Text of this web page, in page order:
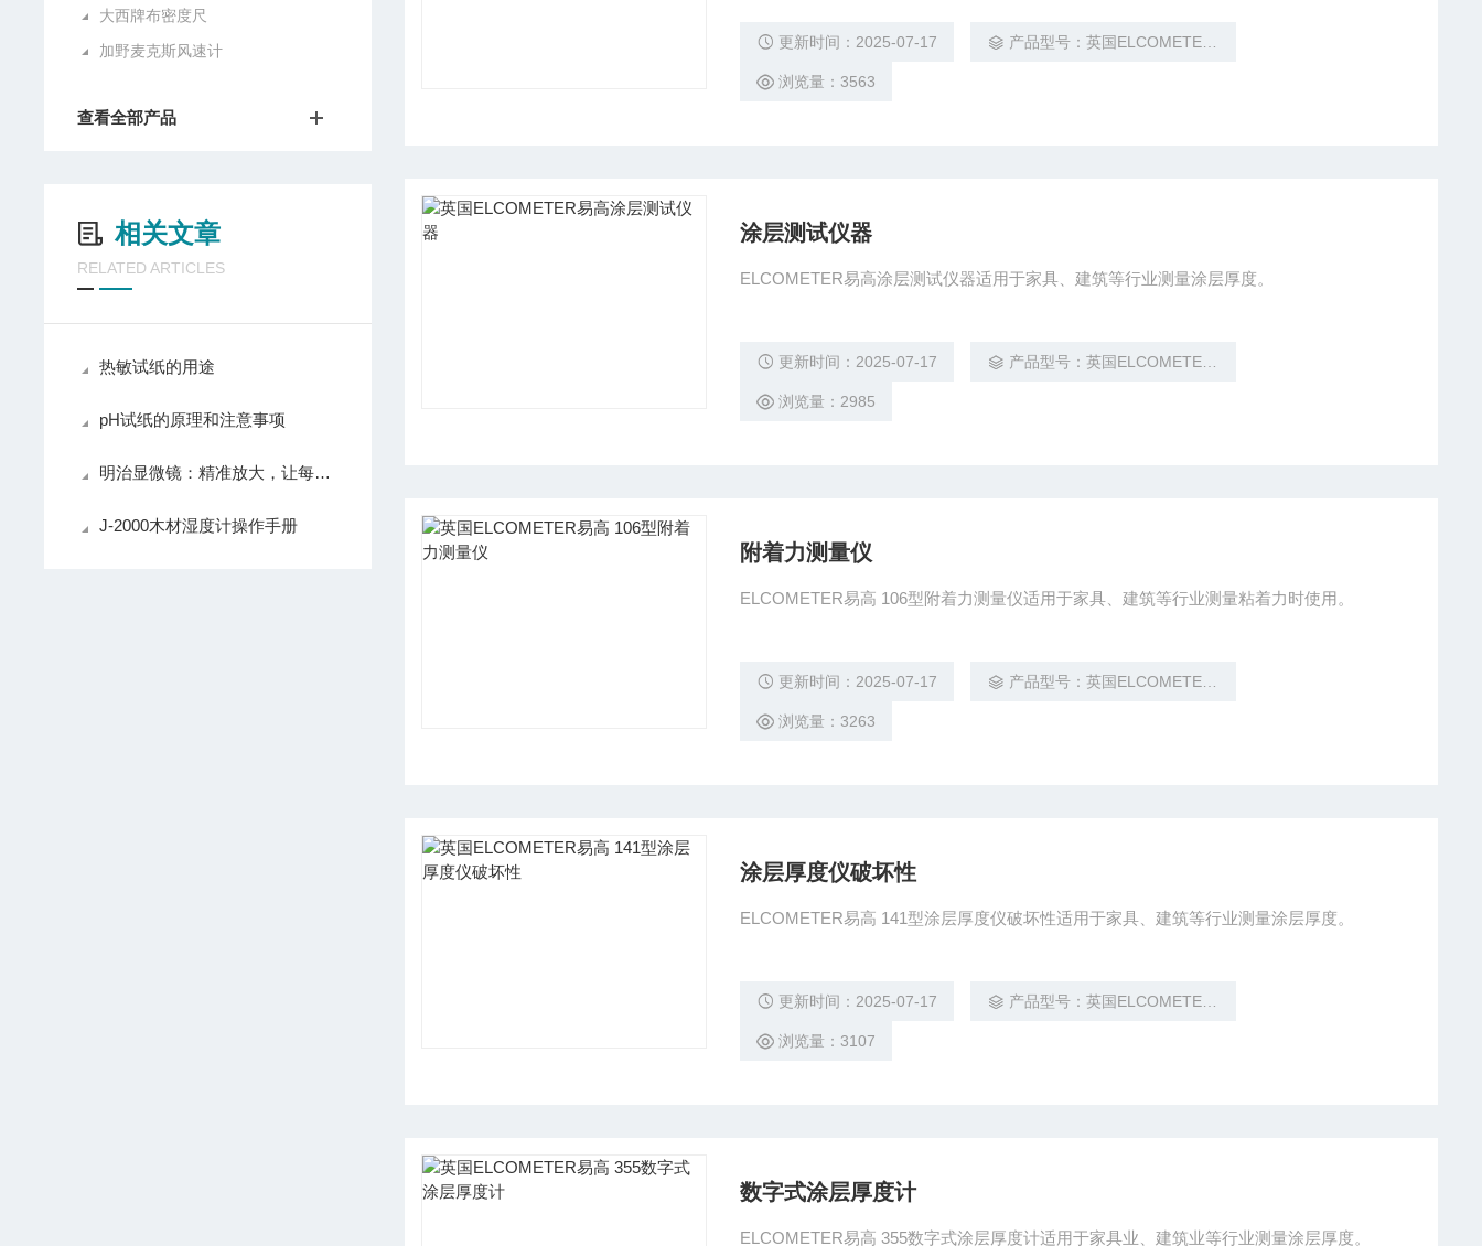
大西牌布密度尺
加野麦克斯风速计
查看全部产品
相关文章
RELATED ARTICLES
热敏试纸的用途
pH试纸的原理和注意事项
明治显微镜：精准放大，让每一个细微之处都尽收眼底！
J-2000木材湿度计操作手册
更新时间：2025-07-17 产品型号：英国ELCOMETER易高
浏览量：3563
涂层测试仪器
ELCOMETER易高涂层测试仪器适用于家具、建筑等行业测量涂层厚度。
更新时间：2025-07-17 产品型号：英国ELCOMETER易高
浏览量：2985
附着力测量仪
ELCOMETER易高 106型附着力测量仪适用于家具、建筑等行业测量粘着力时使用。
更新时间：2025-07-17 产品型号：英国ELCOMETER易高 106型
浏览量：3263
涂层厚度仪破坏性
ELCOMETER易高 141型涂层厚度仪破坏性适用于家具、建筑等行业测量涂层厚度。
更新时间：2025-07-17 产品型号：英国ELCOMETER易高 141型
浏览量：3107
数字式涂层厚度计
ELCOMETER易高 355数字式涂层厚度计适用于家具业、建筑业等行业测量涂层厚度。